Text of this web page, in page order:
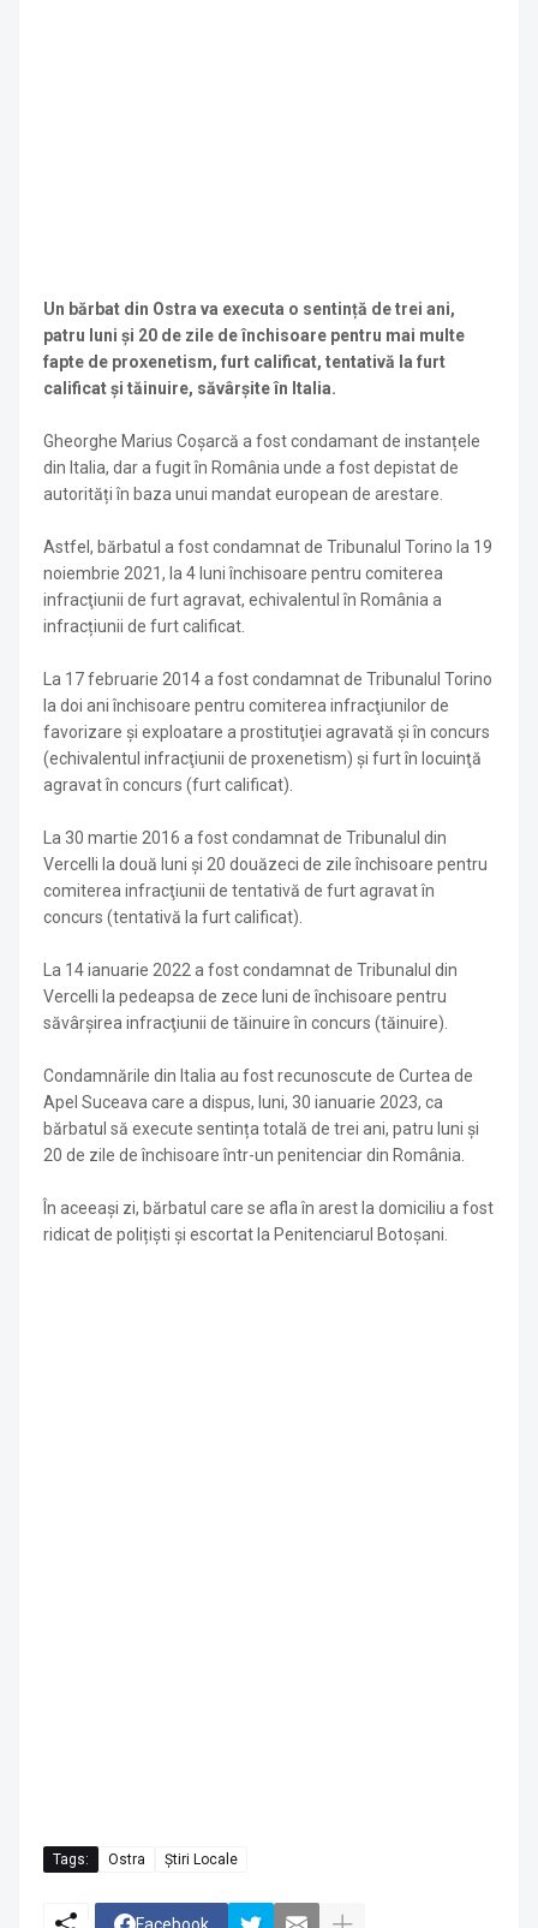
Un bărbat din Ostra va executa o sentință de trei ani,
patru luni și 20 de zile de închisoare pentru mai multe
fapte de proxenetism, furt calificat, tentativă la furt
calificat și tăinuire, săvârșite în Italia.
Gheorghe Marius Coșarcă a fost condamant de instanțele
din Italia, dar a fugit în România unde a fost depistat de
autorități în baza unui mandat european de arestare.
Astfel, bărbatul a fost condamnat de Tribunalul Torino la 19
noiembrie 2021, la 4 luni închisoare pentru comiterea
infracţiunii de furt agravat, echivalentul în România a
infracțiunii de furt calificat.
La 17 februarie 2014 a fost condamnat de Tribunalul Torino
la doi ani închisoare pentru comiterea infracţiunilor de
favorizare şi exploatare a prostituţiei agravată şi în concurs
(echivalentul infracţiunii de proxenetism) și furt în locuinţă
agravat în concurs (furt calificat).
La 30 martie 2016 a fost condamnat de Tribunalul din
Vercelli la două luni şi 20 douăzeci de zile închisoare pentru
comiterea infracţiunii de tentativă de furt agravat în
concurs (tentativă la furt calificat).
La 14 ianuarie 2022 a fost condamnat de Tribunalul din
Vercelli la pedeapsa de zece luni de închisoare pentru
săvârşirea infracţiunii de tăinuire în concurs (tăinuire).
Condamnările din Italia au fost recunoscute de Curtea de
Apel Suceava care a dispus, luni, 30 ianuarie 2023, ca
bărbatul să execute sentința totală de trei ani, patru luni și
20 de zile de închisoare într-un penitenciar din România.
În aceeași zi, bărbatul care se afla în arest la domiciliu a fost
ridicat de polițiști și escortat la Penitenciarul Botoșani.
Tags: Ostra Știri Locale
Facebook